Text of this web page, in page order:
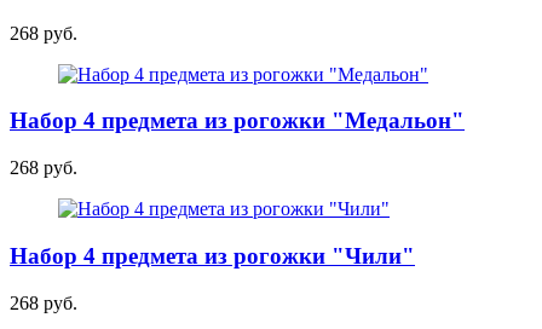
268 руб.
Набор 4 предмета из рогожки "Медальон"
268 руб.
Набор 4 предмета из рогожки "Чили"
268 руб.